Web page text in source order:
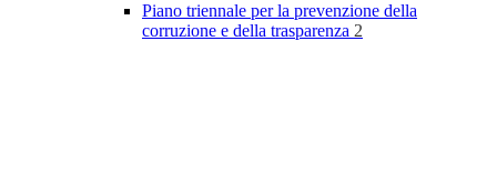
Piano triennale per la prevenzione della
corruzione e della trasparenza 2